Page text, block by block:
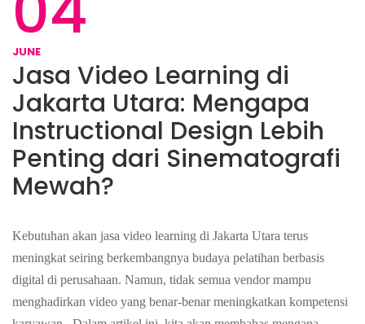
JUNE
Jasa Video Learning di
Jakarta Utara: Mengapa
Instructional Design Lebih
Penting dari Sinematografi
Mewah?
Kebutuhan akan jasa video learning di Jakarta Utara terus
meningkat seiring berkembangnya budaya pelatihan berbasis
digital di perusahaan. Namun, tidak semua vendor mampu
menghadirkan video yang benar-benar meningkatkan kompetensi